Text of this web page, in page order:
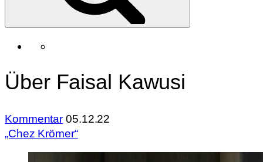
Über Faisal Kawusi
Kommentar 05.12.22
„Chez Krömer“